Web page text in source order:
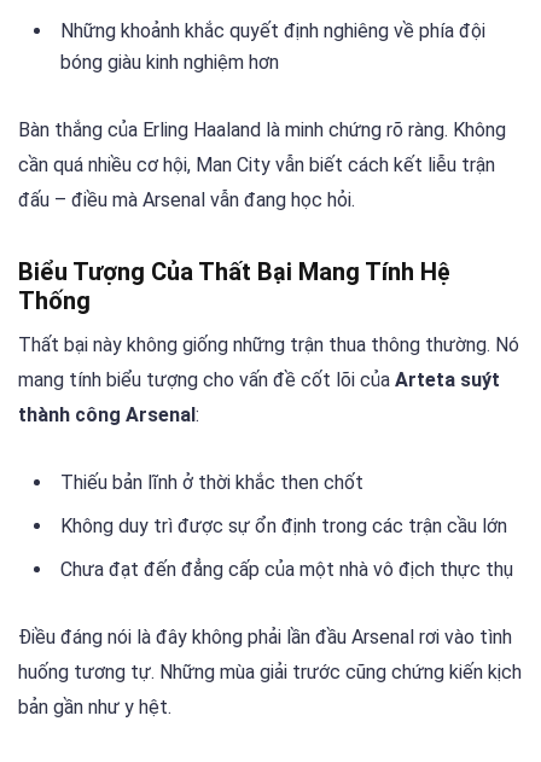
Những khoảnh khắc quyết định nghiêng về phía đội
bóng giàu kinh nghiệm hơn
Bàn thắng của Erling Haaland là minh chứng rõ ràng. Không
cần quá nhiều cơ hội, Man City vẫn biết cách kết liễu trận
đấu – điều mà Arsenal vẫn đang học hỏi.
Biểu Tượng Của Thất Bại Mang Tính Hệ
Thống
Thất bại này không giống những trận thua thông thường. Nó
mang tính biểu tượng cho vấn đề cốt lõi của Arteta suýt
thành công Arsenal :
Thiếu bản lĩnh ở thời khắc then chốt
Không duy trì được sự ổn định trong các trận cầu lớn
Chưa đạt đến đẳng cấp của một nhà vô địch thực thụ
Điều đáng nói là đây không phải lần đầu Arsenal rơi vào tình
huống tương tự. Những mùa giải trước cũng chứng kiến kịch
bản gần như y hệt.